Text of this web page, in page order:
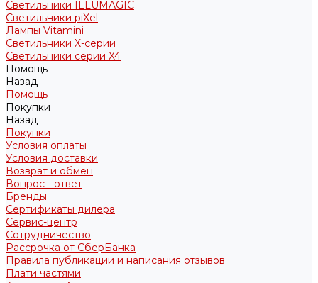
Светильники ILLUMAGIC
Светильники piXel
Лампы Vitamini
Светильники X-серии
Светильники серии X4
Помощь
Назад
Помощь
Покупки
Назад
Покупки
Условия оплаты
Условия доставки
Возврат и обмен
Вопрос - ответ
Бренды
Сертификаты дилера
Сервис-центр
Сотрудничество
Рассрочка от СберБанка
Правила публикации и написания отзывов
Плати частями